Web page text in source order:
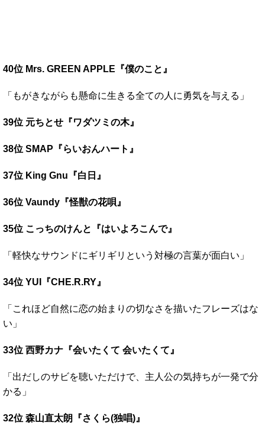
40位 Mrs. GREEN APPLE『僕のこと』
「もがきながらも懸命に生きる全ての人に勇気を与える」
39位 元ちとせ『ワダツミの木』
38位 SMAP『らいおんハート』
37位 King Gnu『白日』
36位 Vaundy『怪獣の花唄』
35位 こっちのけんと『はいよろこんで』
「軽快なサウンドにギリギリという対極の言葉が面白い」
34位 YUI『CHE.R.RY』
「これほど自然に恋の始まりの切なさを描いたフレーズはな
い」
33位 西野カナ『会いたくて 会いたくて』
「出だしのサビを聴いただけで、主人公の気持ちが一発で分
かる」
32位 森山直太朗『さくら(独唱)』